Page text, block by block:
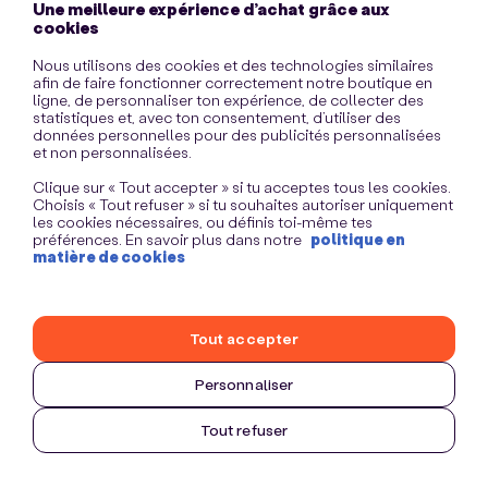
Une meilleure expérience d’achat grâce aux
cookies
Nous utilisons des cookies et des technologies similaires
afin de faire fonctionner correctement notre boutique en
ligne, de personnaliser ton expérience, de collecter des
statistiques et, avec ton consentement, d’utiliser des
données personnelles pour des publicités personnalisées
et non personnalisées.
Clique sur « Tout accepter » si tu acceptes tous les cookies.
Choisis « Tout refuser » si tu souhaites autoriser uniquement
les cookies nécessaires, ou définis toi-même tes
préférences. En savoir plus dans notre politique en
matière de cookies
Personnaliser
Tout refuser
Tout accepter